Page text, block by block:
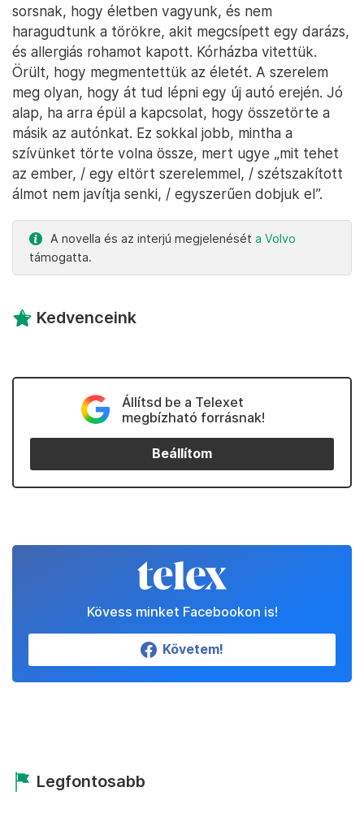
sorsnak, hogy életben vagyunk, és nem
haragudtunk a törökre, akit megcsípett egy darázs,
és allergiás rohamot kapott. Kórházba vitettük.
Örült, hogy megmentettük az életét. A szerelem
meg olyan, hogy át tud lépni egy új autó erején. Jó
alap, ha arra épül a kapcsolat, hogy összetörte a
másik az autónkat. Ez sokkal jobb, mintha a
szívünket törte volna össze, mert ugye „mit tehet
az ember, / egy eltört szerelemmel, / szétszakított
álmot nem javítja senki, / egyszerűen dobjuk el”.
A novella és az interjú megjelenését a Volvo
támogatta.
Kedvenceink
Állítsd be a Telexet
megbízható forrásnak!
Beállítom
Kövess minket Facebookon is!
Követem!
Legfontosabb